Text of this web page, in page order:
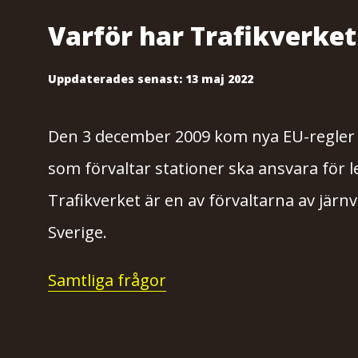
Varför har
Uppdaterades senast: 13 maj 2022
Den 3 december 2009 kom nya EU-
som förvaltar stationer ska ansvara för
Trafikverket är en av förvaltarna av
Sverige.
Samtliga frågor